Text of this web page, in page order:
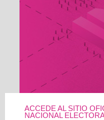
ACCEDE AL SITIO
NACIONAL